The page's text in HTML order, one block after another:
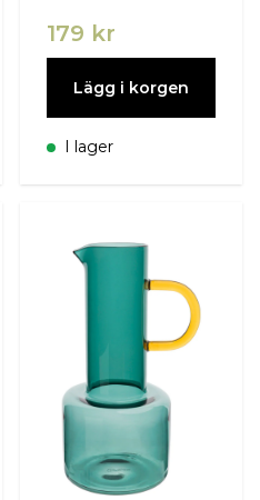
179 kr
Lägg i korgen
I lager